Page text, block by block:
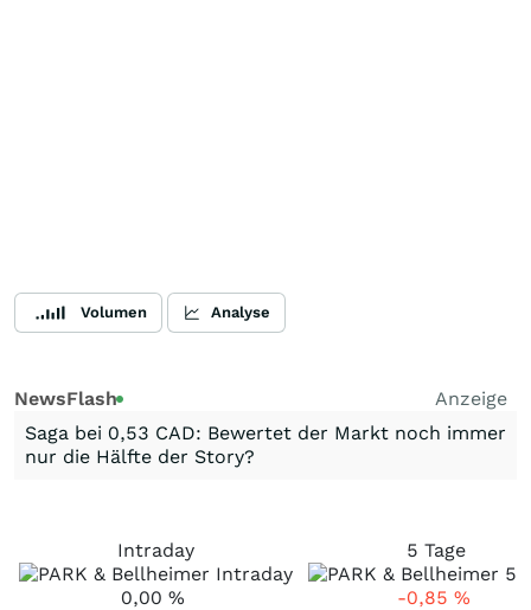
Volumen Analyse
NewsFlash
Anzeige
Saga bei 0,53 CAD: Bewertet der Markt noch immer
nur die Hälfte der Story?
Intraday
0,00 %
5 Tage
-0,85 %